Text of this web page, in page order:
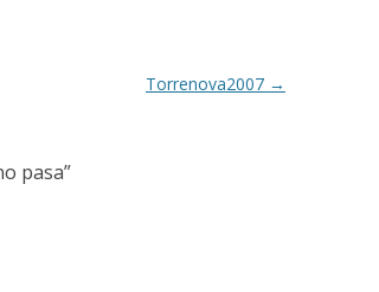
Torrenova2007 →
pasa”